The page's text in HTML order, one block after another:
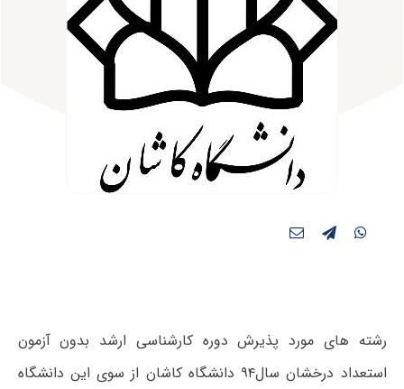
رشته های مورد پذیرش دوره کارشناسی ارشد بدون آزمون
استعداد درخشان سال۹۴ دانشگاه کاشان از سوی این دانشگاه